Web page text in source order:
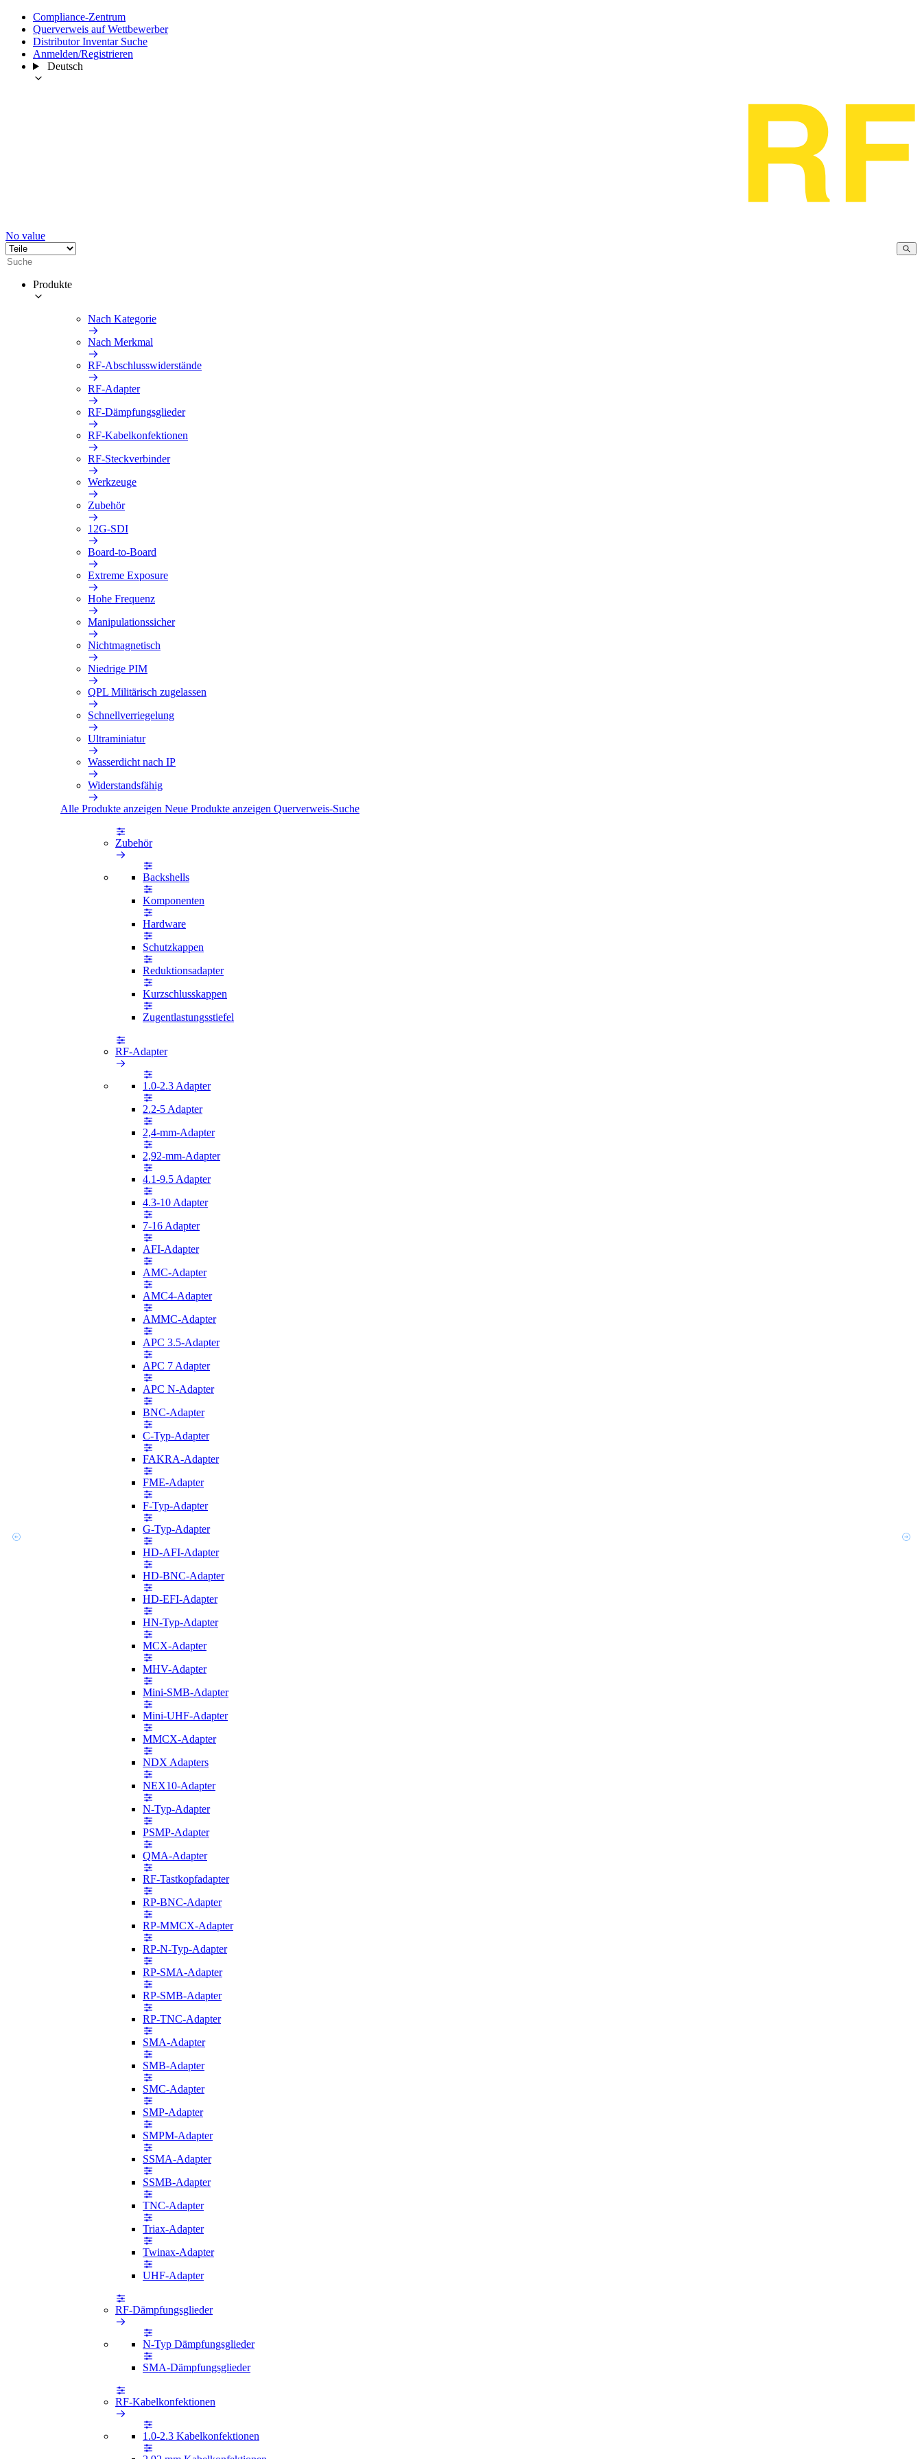
Compliance-Zentrum
Querverweis auf Wettbewerber
Distributor Inventar Suche
Anmelden/Registrieren
Deutsch
No value
Produkte
Nach Kategorie
Nach Merkmal
RF-Abschlusswiderstände
RF-Adapter
RF-Dämpfungsglieder
RF-Kabelkonfektionen
RF-Steckverbinder
Werkzeuge
Zubehör
12G-SDI
Board-to-Board
Extreme Exposure
Hohe Frequenz
Manipulationssicher
Nichtmagnetisch
Niedrige PIM
QPL Militärisch zugelassen
Schnellverriegelung
Ultraminiatur
Wasserdicht nach IP
Widerstandsfähig
Alle Produkte anzeigen Neue Produkte anzeigen Querverweis-Suche
Zubehör
Backshells
Komponenten
Hardware
Schutzkappen
Reduktionsadapter
Kurzschlusskappen
Zugentlastungsstiefel
RF-Adapter
1.0-2.3 Adapter
2.2-5 Adapter
2,4-mm-Adapter
2,92-mm-Adapter
4.1-9.5 Adapter
4.3-10 Adapter
7-16 Adapter
AFI-Adapter
AMC-Adapter
AMC4-Adapter
AMMC-Adapter
APC 3.5-Adapter
APC 7 Adapter
APC N-Adapter
BNC-Adapter
C-Typ-Adapter
FAKRA-Adapter
FME-Adapter
F-Typ-Adapter
G-Typ-Adapter
HD-AFI-Adapter
HD-BNC-Adapter
HD-EFI-Adapter
HN-Typ-Adapter
MCX-Adapter
MHV-Adapter
Mini-SMB-Adapter
Mini-UHF-Adapter
MMCX-Adapter
NDX Adapters
NEX10-Adapter
N-Typ-Adapter
PSMP-Adapter
QMA-Adapter
RF-Tastkopfadapter
RP-BNC-Adapter
RP-MMCX-Adapter
RP-N-Typ-Adapter
RP-SMA-Adapter
RP-SMB-Adapter
RP-TNC-Adapter
SMA-Adapter
SMB-Adapter
SMC-Adapter
SMP-Adapter
SMPM-Adapter
SSMA-Adapter
SSMB-Adapter
TNC-Adapter
Triax-Adapter
Twinax-Adapter
UHF-Adapter
RF-Dämpfungsglieder
N-Typ Dämpfungsglieder
SMA-Dämpfungsglieder
RF-Kabelkonfektionen
1.0-2.3 Kabelkonfektionen